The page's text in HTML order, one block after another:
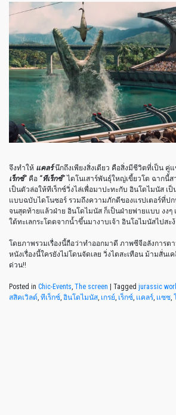
จึงทำให้ แคลร์นึกถึงเพียงสิ่งเดียว คือสิ่งมีชีวิตที่เป็น คู่
เร็กซ์“ คือ “ทีเร็กซ์” ไดโนเสาร์พันธุ์ใหญ่เขี้ยวโต ฉากนี้
เป็นตัวล่อให้ทีเร็กซ์วิ่งไล่เพื่อมาปะทะกับ อินโดไมนัส เ
แบบฉบับไดโนซอร์ รวมถึงความภักดีของแรปเตอร์ที่ปก
จนสุดท้ายแล้วฝ่าย อินโดไมนัส ก็เป็นฝ่ายพ่ายแบบ งงๆ
ใต้ทะเลกระโดดจากน้ำขึ้นมางาบเจ้า อินโอไมนัสไปสะ
โดยภาพรวมเรื่องนี้ถือว่าทำออกมาดี ภาพซีจีอลังการต
หนังเรื่องนี้ใครยังไม่โดนจัดเลย วิ่งไตสะเทือน ม้ามสั่นเ
ด่วน!!
Posted in Chic-Events, The screen Tagged jurassic
สสิคเวิลด์, ทีเร็กซ์, อินโดไมนัส, เกรย์, เร็กซ์, เเคลร์, เเซซ,